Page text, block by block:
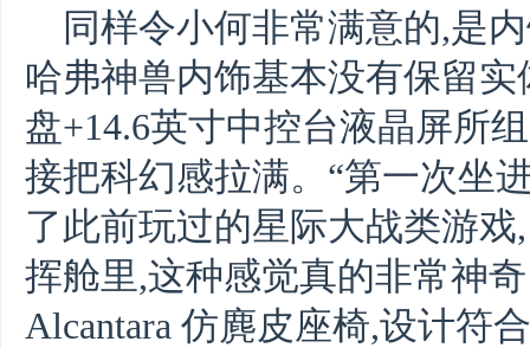
同样令小何非常满意的,是
哈弗神兽内饰基本没有保留
盘+14.6英寸中控台液晶屏所
接把科幻感拉满。“第一次坐
了此前玩过的星际大战类游
挥舱里,这种感觉真的非常神
Alcantara 仿麂皮座椅,设计符